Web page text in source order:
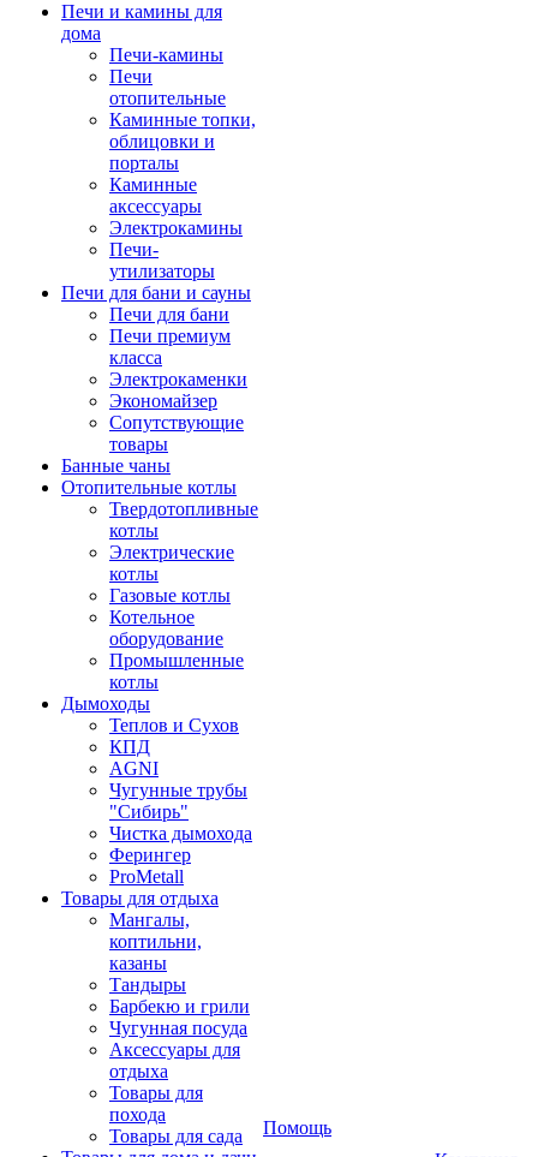
Печи и камины для
дома
Печи-камины
Печи
отопительные
Каминные топки,
облицовки и
порталы
Каминные
аксессуары
Электрокамины
Печи-
утилизаторы
Печи для бани и сауны
Печи для бани
Печи премиум
класса
Электрокаменки
Экономайзер
Сопутствующие
товары
Банные чаны
Отопительные котлы
Твердотопливные
котлы
Электрические
котлы
Газовые котлы
Котельное
оборудование
Промышленные
котлы
Дымоходы
Теплов и Сухов
КПД
AGNI
Чугунные трубы
"Сибирь"
Чистка дымохода
Ферингер
ProMetall
Товары для отдыха
Мангалы,
коптильни,
казаны
Тандыры
Барбекю и грили
Чугунная посуда
Аксессуары для
отдыха
Товары для
похода
Товары для сада
Помощь